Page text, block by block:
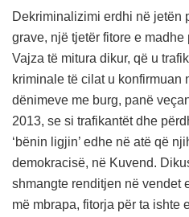
Dekriminalizimi erdhi në jetën
grave, një tjetër fitore e
Vajza të mitura dikur, që u
kriminale të cilat u konfirmuan
dënimeve me burg, panë
2013, se si trafikantët dhe
‘bënin ligjin’ edhe në atë që
demokracisë, në Kuvend.
shmangte renditjen në vendet
më mbrapa, fitorja për ta ishte